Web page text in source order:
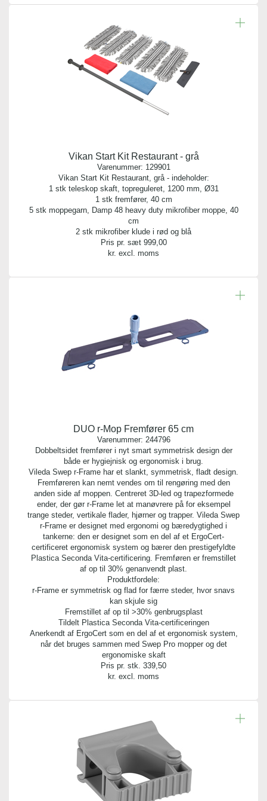
Vikan Start Kit Restaurant - grå
Varenummer: 129901
Vikan Start Kit Restaurant, grå - indeholder:
1 stk teleskop skaft, topreguleret, 1200 mm, Ø31
1 stk fremfører, 40 cm
5 stk moppegarn, Damp 48 heavy duty mikrofiber moppe, 40
cm
2 stk mikrofiber klude i rød og blå
Pris pr. sæt 999,00
kr. excl. moms
DUO r-Mop Fremfører 65 cm
Varenummer: 244796
Dobbeltsidet fremfører i nyt smart symmetrisk design der
både er hygiejnisk og ergonomisk i brug.
Vileda Swep r-Frame har et slankt, symmetrisk, fladt design.
Fremføreren kan nemt vendes om til rengøring med den
anden side af moppen. Centreret 3D-led og trapezformede
ender, der gør r-Frame let at manøvrere på for eksempel
trange steder, vertikale flader, hjørner og trapper. Vileda Swep
r-Frame er designet med ergonomi og bæredygtighed i
tankerne: den er designet som en del af et ErgoCert-
certificeret ergonomisk system og bærer den prestigefyldte
Plastica Seconda Vita-certificering. Fremføren er fremstillet
af op til 30% genanvendt plast.
Produktfordele:
r-Frame er symmetrisk og flad for færre steder, hvor snavs
kan skjule sig
Fremstillet af op til >30% genbrugsplast
Tildelt Plastica Seconda Vita-certificeringen
Anerkendt af ErgoCert som en del af et ergonomisk system,
når det bruges sammen med Swep Pro mopper og det
ergonomiske skaft
Pris pr. stk. 339,50
kr. excl. moms